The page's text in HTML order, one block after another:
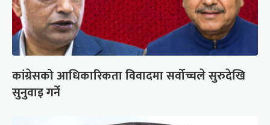
कांग्रेसको आधिकारिकता विवादमा सर्वोच्चले सुरुदेखि
सुनुवाइ गर्ने